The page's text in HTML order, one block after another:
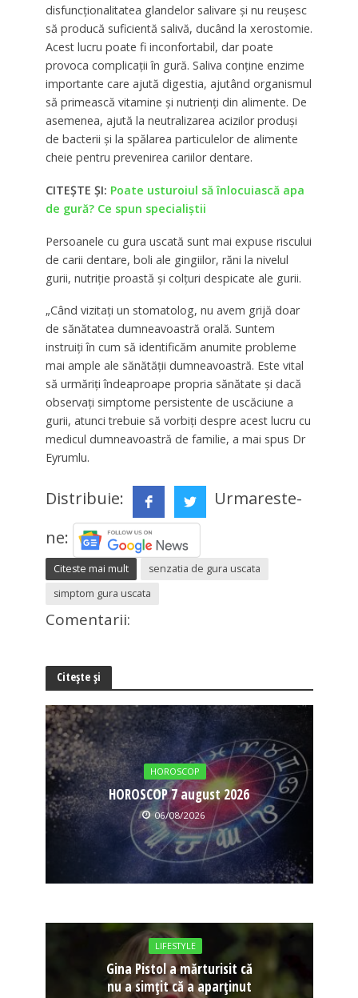
disfuncționalitatea glandelor salivare și nu reușesc
să producă suficientă salivă, ducând la xerostomie.
Acest lucru poate fi inconfortabil, dar poate
provoca complicații în gură. Saliva conține enzime
importante care ajută digestia, ajutând organismul
să primească vitamine și nutrienți din alimente. De
asemenea, ajută la neutralizarea acizilor produși
de bacterii și la spălarea particulelor de alimente
cheie pentru prevenirea cariilor dentare.
CITEȘTE ȘI: Poate usturoiul să înlocuiască apa
de gură? Ce spun specialiștii
Persoanele cu gura uscată sunt mai expuse riscului
de carii dentare, boli ale gingiilor, răni la nivelul
gurii, nutriție proastă și colțuri despicate ale gurii.
„Când vizitați un stomatolog, nu avem grijă doar
de sănătatea dumneavoastră orală. Suntem
instruiți în cum să identificăm anumite probleme
mai ample ale sănătății dumneavoastră. Este vital
să urmăriți îndeaproape propria sănătate și dacă
observați simptome persistente de uscăciune a
gurii, atunci trebuie să vorbiți despre acest lucru cu
medicul dumneavoastră de familie, a mai spus Dr
Eyrumlu.
Distribuie:
Urmareste-
ne:
Citeste mai mult
senzatia de gura uscata
simptom gura uscata
Comentarii:
Citește și
HOROSCOP
HOROSCOP 7 august 2026
06/08/2026
LIFESTYLE
Gina Pistol a mărturisit că
nu a simțit că a aparținut